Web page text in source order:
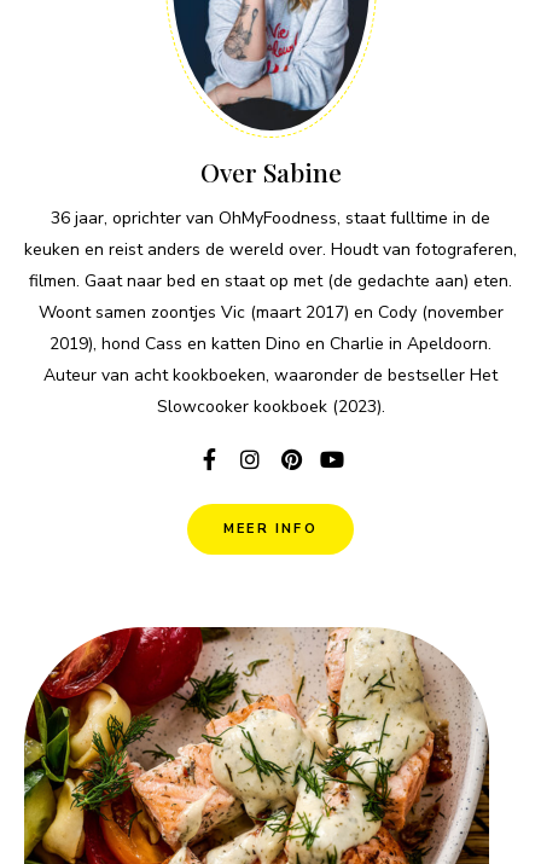
Over Sabine
36 jaar, oprichter van OhMyFoodness, staat fulltime in de
keuken en reist anders de wereld over. Houdt van fotograferen,
filmen. Gaat naar bed en staat op met (de gedachte aan) eten.
Woont samen zoontjes Vic (maart 2017) en Cody (november
2019), hond Cass en katten Dino en Charlie in Apeldoorn.
Auteur van acht kookboeken, waaronder de bestseller Het
Slowcooker kookboek (2023).
MEER INFO